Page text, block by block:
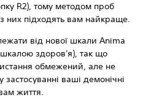
R2), тому методом проб
них підходять вам найкраще.
від нової шкали Anima
здоров'я), так що
обмежений, але не
ваші демонічні
життя.